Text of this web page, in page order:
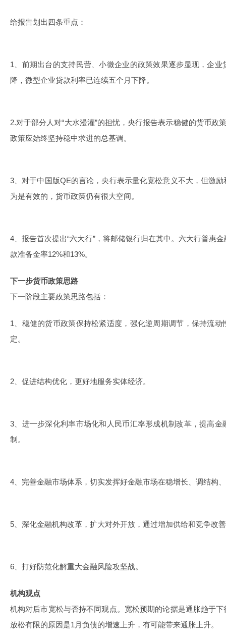
给报告划出四条重点：
1、前期出台的支持民营、小微企业的政策效果逐步显现，企
降，微型企业贷款利率已连续五个月下降。
2.对于部分人对“大水漫灌”的担忧，央行报告表示稳健的货币政
政策应始终坚持稳中求进的总基调。
3、对于中国版QE的言论，央行表示量化宽松意义不大，但激
为是有效的，货币政策仍有很大空间。
4、报告首次提出“六大行”，将邮储银行归在其中。六大行普惠
款准备金率12%和13%。
下一步货币政策思路
下一阶段主要政策思路包括：
1、稳健的货币政策保持松紧适度，强化逆周期调节，保持流
定。
2、促进结构优化，更好地服务实体经济。
3、进一步深化利率市场化和人民币汇率形成机制改革，提高
制。
4、完善金融市场体系，切实发挥好金融市场在稳增长、调结构
5、深化金融机构改革，扩大对外开放，通过增加供给和竞争改
6、打好防范化解重大金融风险攻坚战。
机构观点
机构对后市宽松与否持不同观点。宽松预期的论据是通胀趋于
放松有限的原因是1月负债的增速上升，有可能带来通胀上升。